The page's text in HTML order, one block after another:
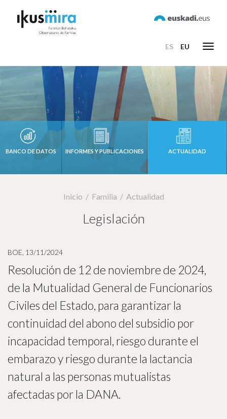
ES EU
BANCO DE DATOS INFORMES Y PUBLICACIONES ACTUALIDAD
Inicio Familia Actualidad
Legislación
BOE, 13/11/2024
Resolución de 12 de noviembre de 2024,
de la Mutualidad General de Funcionarios
Civiles del Estado, para garantizar la
continuidad del abono del subsidio por
incapacidad temporal, riesgo durante el
embarazo y riesgo durante la lactancia
natural a las personas mutualistas
afectadas por la DANA.